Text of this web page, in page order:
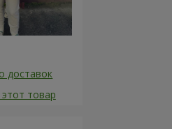
доставок
товар